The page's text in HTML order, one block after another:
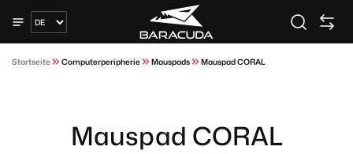
Startseite Computerperipherie Mauspads Mauspad CORAL
Mauspad CORAL